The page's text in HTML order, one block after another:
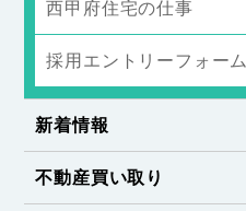
西甲府住宅の仕事
採用エントリーフォーム
新着情報
不動産買い取り